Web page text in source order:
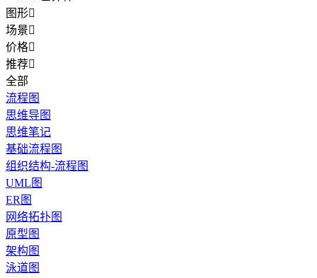
图形
场景
价格
推荐
全部
流程图
思维导图
思维笔记
基础流程图
组织结构-流程图
UML图
ER图
网络拓扑图
原型图
架构图
泳道图